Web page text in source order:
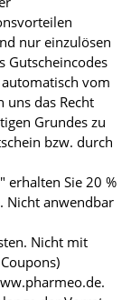
nur einzulösen
Gutscheincodes
vom
uns das Recht
Grundes zu
bzw. durch
erhalten Sie 20 %
Nicht anwendbar
Nicht mit